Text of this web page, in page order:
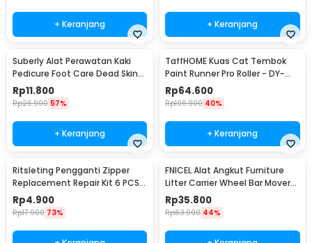
+ Keranjang + Keranjang
Suberly Alat Perawatan Kaki
Pedicure Foot Care Dead Skin
Scrapper
Rp11.800
Rp26.900 57%
+ Keranjang
TaffHOME Kuas Cat Tembok
Paint Runner Pro Roller - DY-
526
Rp64.600
Rp106.900 40%
+ Keranjang
Ritsleting Pengganti Zipper
Replacement Repair Kit 6 PCS -
B07L
Rp4.900
Rp17.900 73%
FNICEL Alat Angkut Furniture
Lifter Carrier Wheel Bar Mover
150kg - FTS30
Rp35.800
Rp63.900 44%